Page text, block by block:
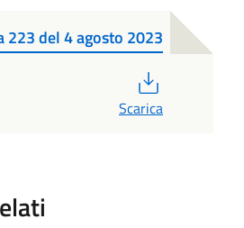
223 del 4 agosto 2023
Scarica